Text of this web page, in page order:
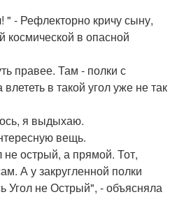
" - Рефлекторно кричу сыну,
в опасной
правее. Там - полки с
в такой угол уже не так
я выдыхаю.
вещь.
острый, а прямой. Тот,
А у закругленной полки
Угол не Острый", - объясняла